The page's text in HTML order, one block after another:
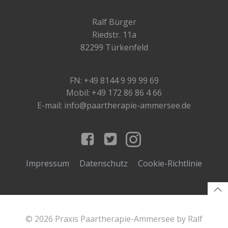
Ralf Bürger
Riedstr. 11a
82299 Türkenfeld
FN: +49 8144 9 99 99 69
Mobil: +49 172 86 86 4 66
E-mail: info@paartherapie-ammersee.de
Impressum Datenschutz Cookie-Richtlinie
© 2026 Praxis Paartherapie-Ammersee by Ralf